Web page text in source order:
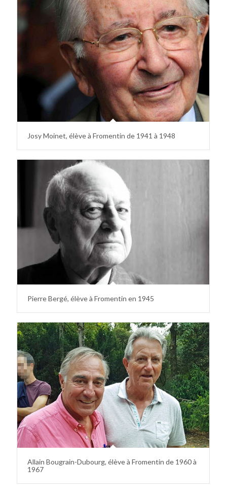
Josy Moinet, élève à Fromentin de 1941 à 1948
Pierre Bergé, élève à Fromentin en 1945
Allain Bougrain-Dubourg, élève à Fromentin de 1960 à
1967